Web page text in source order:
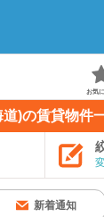
お気
)の賃貸物件
新着通知